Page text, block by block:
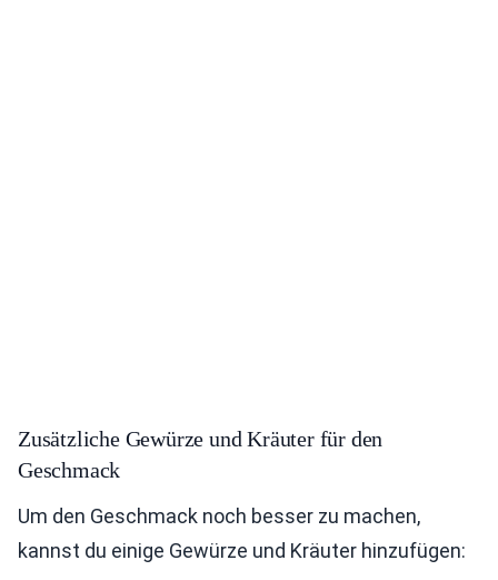
Zusätzliche Gewürze und Kräuter für den
Geschmack
Um den Geschmack noch besser zu machen,
kannst du einige Gewürze und Kräuter hinzufügen: